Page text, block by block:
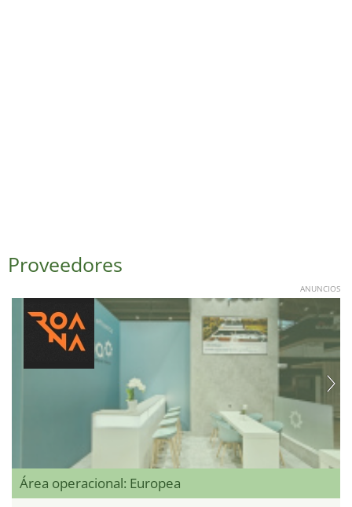
Proveedores
ANUNCIOS
Área operacional: Europea